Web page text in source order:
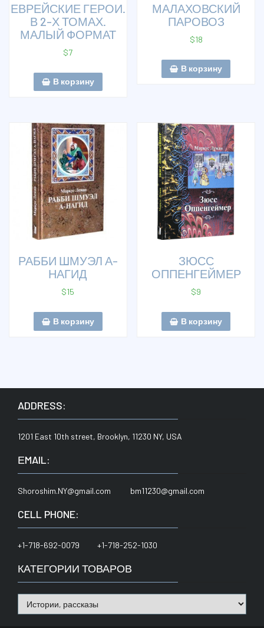
ЕВРЕЙСКИЕ ГЕРОИ.
В 2-Х ТОМАХ.
МАЛЫЙ ФОРМАТ
$7
В корзину
МАЛАХОВСКИЙ
ПАРОВОЗ
$18
В корзину
РАББИ ШМУЭЛ А-
НАГИД
$15
В корзину
ЗЮСС
ОППЕНГЕЙМЕР
$9
В корзину
ADDRESS:
1201 East 10th street, Brooklyn, 11230 NY, USA
ЕMAIL:
Shoroshim.NY@gmail.com bm11230@gmail.com
CELL PHONE:
+1-718-692-0079 +1-718-252-1030
КАТЕГОРИИ ТОВАРОВ